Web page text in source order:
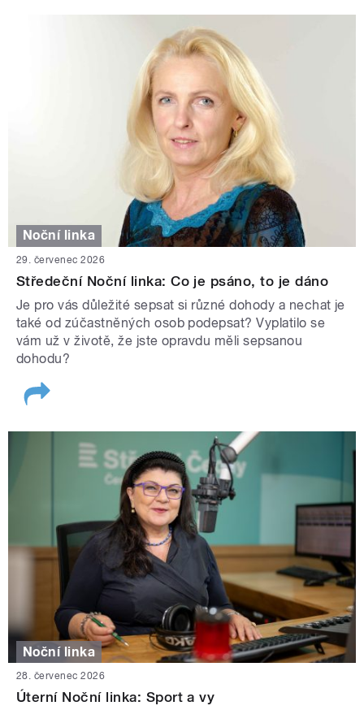
Noční linka
29. červenec 2026
Středeční Noční linka: Co je psáno, to je dáno
Je pro vás důležité sepsat si různé dohody a nechat je
také od zúčastněných osob podepsat? Vyplatilo se
vám už v životě, že jste opravdu měli sepsanou
dohodu?
Noční linka
28. červenec 2026
Úterní Noční linka: Sport a vy